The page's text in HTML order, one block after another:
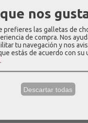
Porta
nos
prefieres las galletas de
de compra. Nos
tu navegación y nos
estás de acuerdo con su
.
Descartar todas